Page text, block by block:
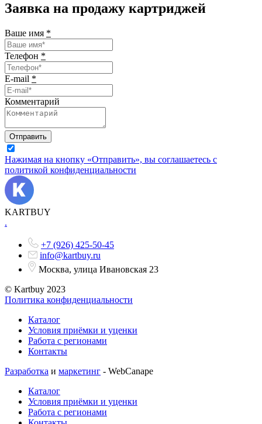
Заявка на продажу картриджей
Ваше имя *
Телефон *
E-mail *
Комментарий
Отправить
Нажимая на кнопку «Отправить», вы соглашаетесь с
политикой конфиденциальности
KARTBUY
.
+7 (926) 425-50-45
info@kartbuy.ru
Москва, улица Ивановская 23
© Kartbuy 2023
Политика конфиденциальности
Каталог
Условия приёмки и уценки
Работа с регионами
Контакты
Разработка и маркетинг - WebCanape
Каталог
Условия приёмки и уценки
Работа с регионами